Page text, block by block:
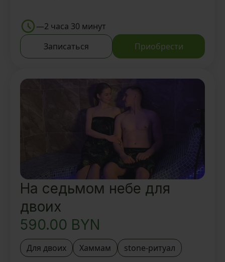
деревней BAUNTY и Мастером
Посещение SPA зоны на выбор:
кедровая фитобочка 30 мин/
Традиционный oil-ритуал 1 час
На выбор:foot-ритуал 30 мин/
face-ритуал 30 мин/ neck-ритуал
Вкусный ароматный чай и
восточные угощения
—2 часа 30 минут
Записаться
Приобрести
На седьмом небе для
двоих
590.00 BYN
Для двоих Хаммам stone-ритуал